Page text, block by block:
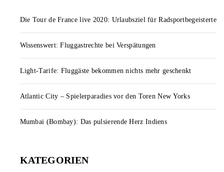
Die Tour de France live 2020: Urlaubsziel für Radsportbegeisterte
Wissenswert: Fluggastrechte bei Verspätungen
Light-Tarife: Fluggäste bekommen nichts mehr geschenkt
Atlantic City – Spielerparadies vor den Toren New Yorks
Mumbai (Bombay): Das pulsierende Herz Indiens
KATEGORIEN